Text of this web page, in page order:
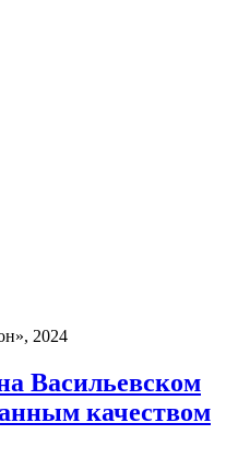
2024
Васильевском
качеством